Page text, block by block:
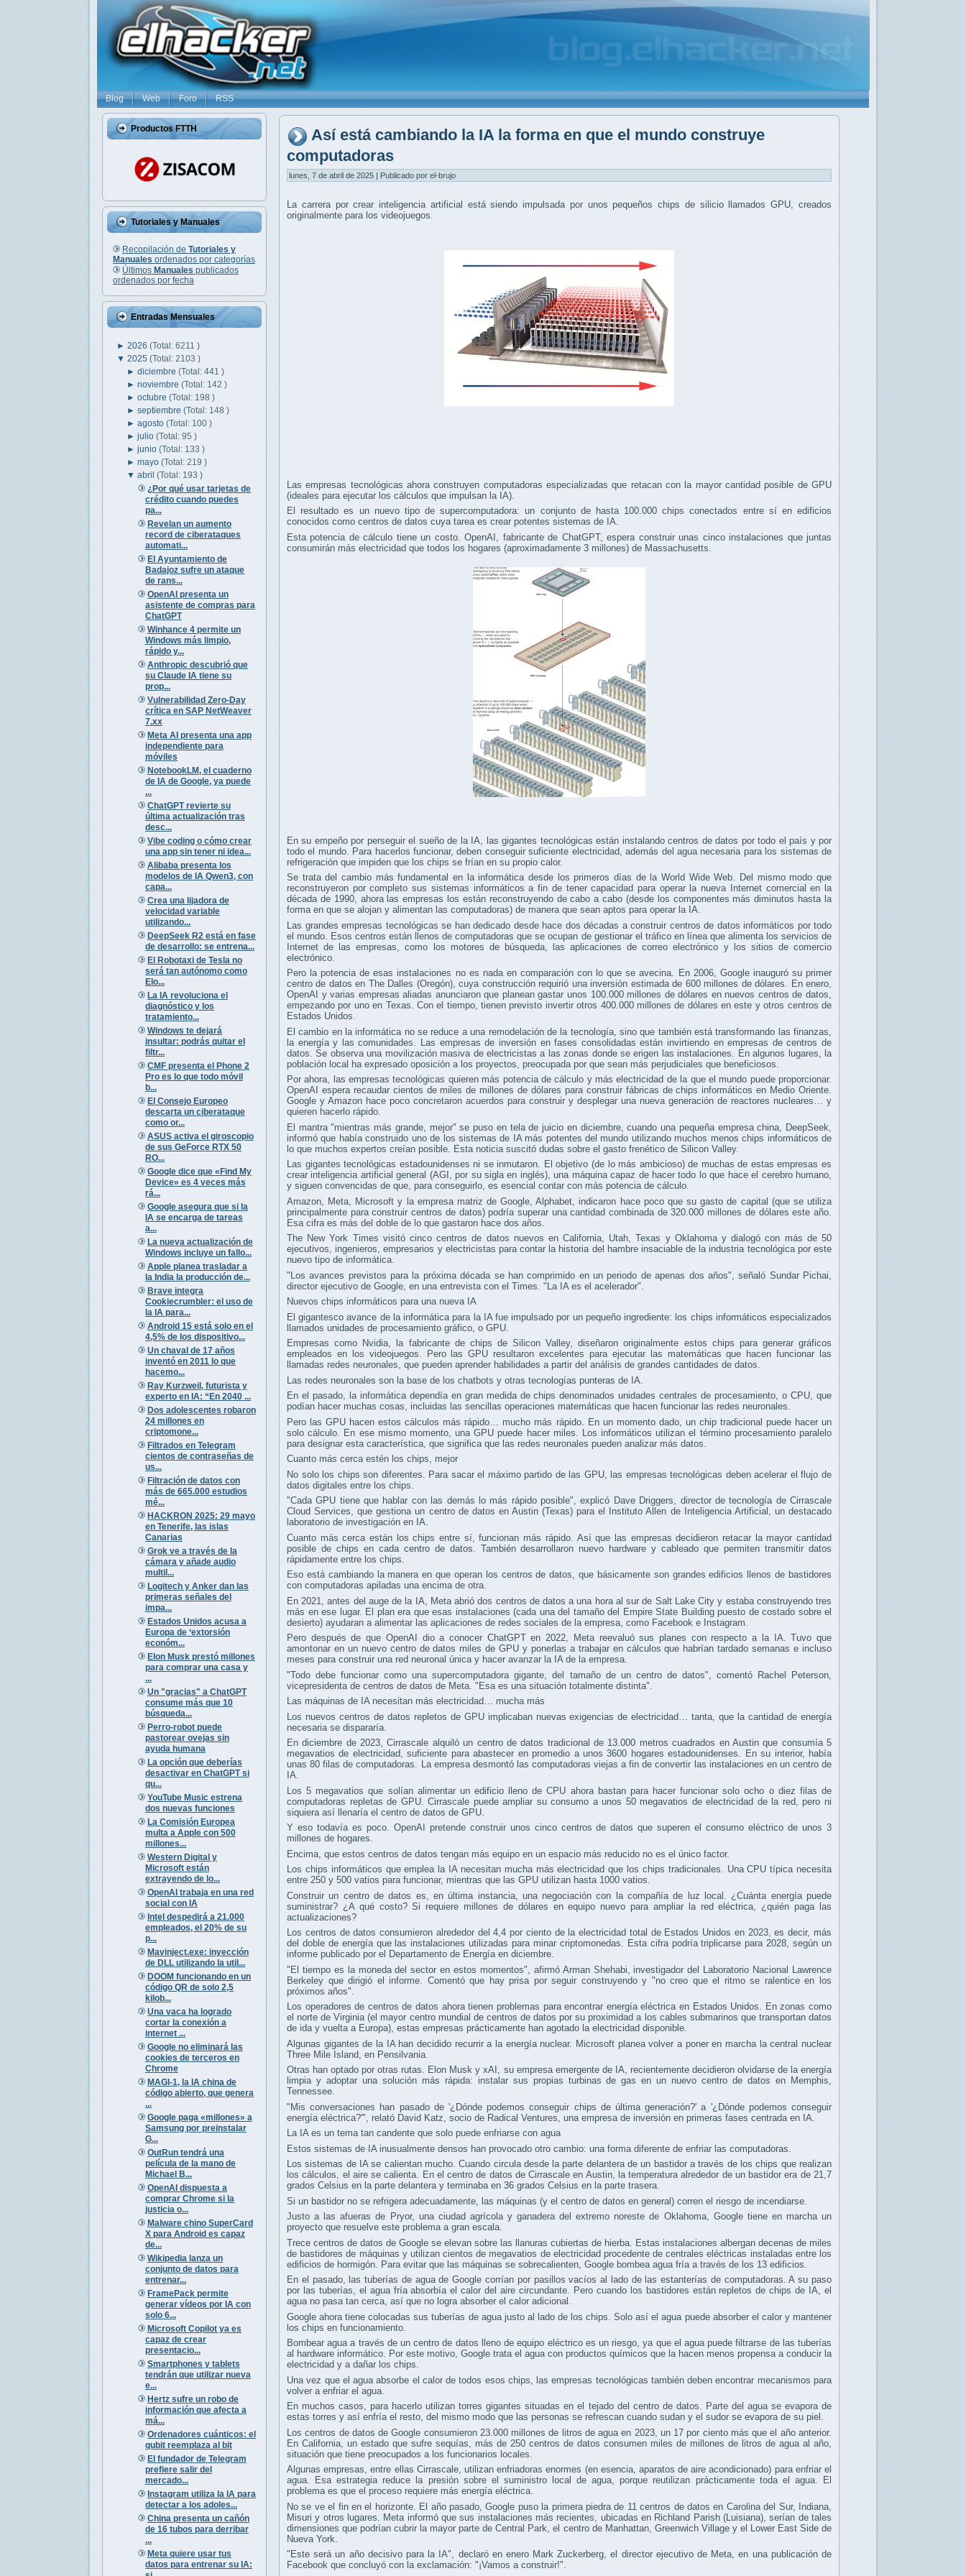
Blog Web Foro RSS
Productos FTTH
Tutoriales y Manuales
Recopilación de Tutoriales y
Manuales ordenados por categorías
Últimos Manuales publicados
ordenados por fecha
Entradas Mensuales
► 2026 (Total: 6211 )
▼ 2025 (Total: 2103 )
►diciembre(Total: 441 )
►noviembre(Total: 142 )
►octubre(Total: 198 )
►septiembre(Total: 148 )
►agosto(Total: 100 )
►julio(Total: 95 )
►junio(Total: 133 )
►mayo(Total: 219 )
▼abril(Total: 193 )
¿Por qué usar tarjetas de
crédito cuando puedes
pa...
Revelan un aumento
record de ciberataques
automati...
El Ayuntamiento de
Badajoz sufre un ataque
de rans...
OpenAI presenta un
asistente de compras para
ChatGPT
Winhance 4 permite un
Windows más limpio,
rápido y...
Anthropic descubrió que
su Claude IA tiene su
prop...
Vulnerabilidad Zero-Day
crítica en SAP NetWeaver
7.xx
Meta AI presenta una app
independiente para
móviles
NotebookLM, el cuaderno
de IA de Google, ya puede
...
ChatGPT revierte su
última actualización tras
desc...
Vibe coding o cómo crear
una app sin tener ni idea...
Alibaba presenta los
modelos de IA Qwen3, con
capa...
Crea una lijadora de
velocidad variable
utilizando...
DeepSeek R2 está en fase
de desarrollo: se entrena...
El Robotaxi de Tesla no
será tan autónomo como
Elo...
La IA revoluciona el
diagnóstico y los
tratamiento...
Windows te dejará
insultar: podrás quitar el
filtr...
CMF presenta el Phone 2
Pro es lo que todo móvil
b...
El Consejo Europeo
descarta un ciberataque
como or...
ASUS activa el giroscopio
de sus GeForce RTX 50
RO...
Google dice que «Find My
Device» es 4 veces más
rá...
Google asegura que si la
IA se encarga de tareas
a...
La nueva actualización de
Windows incluye un fallo...
Apple planea trasladar a
la India la producción de...
Brave integra
Cookiecrumbler: el uso de
la IA para...
Android 15 está solo en el
4,5% de los dispositivo...
Un chaval de 17 años
inventó en 2011 lo que
hacemo...
Ray Kurzweil, futurista y
experto en IA: “En 2040 ...
Dos adolescentes robaron
24 millones en
criptomone...
Filtrados en Telegram
cientos de contraseñas de
us...
Filtración de datos con
más de 665.000 estudios
mé...
HACKRON 2025: 29 mayo
en Tenerife, las islas
Canarias
Grok ve a través de la
cámara y añade audio
multil...
Logitech y Anker dan las
primeras señales del
impa...
Estados Unidos acusa a
Europa de ‘extorsión
económ...
Elon Musk prestó millones
para comprar una casa y
...
Un "gracias" a ChatGPT
consume más que 10
búsqueda...
Perro-robot puede
pastorear ovejas sin
ayuda humana
La opción que deberías
desactivar en ChatGPT si
qu...
YouTube Music estrena
dos nuevas funciones
La Comisión Europea
multa a Apple con 500
millones...
Western Digital y
Microsoft están
extrayendo de lo...
OpenAI trabaja en una red
social con IA
Intel despedirá a 21.000
empleados, el 20% de su
p...
Mavinject.exe: inyección
de DLL utilizando la util...
DOOM funcionando en un
código QR de solo 2,5
kilob...
Una vaca ha logrado
cortar la conexión a
internet ...
Google no eliminará las
cookies de terceros en
Chrome
MAGI-1, la IA china de
código abierto, que genera
...
Google paga «millones» a
Samsung por preinstalar
G...
OutRun tendrá una
película de la mano de
Michael B...
OpenAI dispuesta a
comprar Chrome si la
justicia o...
Malware chino SuperCard
X para Android es capaz
de...
Wikipedia lanza un
conjunto de datos para
entrenar...
FramePack permite
generar vídeos por IA con
solo 6...
Microsoft Copilot ya es
capaz de crear
presentacio...
Smartphones y tablets
tendrán que utilizar nueva
e...
Hertz sufre un robo de
información que afecta a
má...
Ordenadores cuánticos: el
qubit reemplaza al bit
El fundador de Telegram
prefiere salir del
mercado...
Instagram utiliza la IA para
detectar a los adoles...
China presenta un cañón
de 16 tubos para derribar
...
Meta quiere usar tus
datos para entrenar su IA:
Así está cambiando la IA la forma en que el mundo construye
computadoras
lunes, 7 de abril de 2025 | Publicado por el-brujo
La carrera por crear inteligencia artificial está siendo impulsada por unos pequeños chips de silicio llamados GPU, creados
originalmente para los videojuegos.
Las empresas tecnológicas ahora construyen computadoras especializadas que retacan con la mayor cantidad posible de GPU
(ideales para ejecutar los cálculos que impulsan la IA).
El resultado es un nuevo tipo de supercomputadora: un conjunto de hasta 100.000 chips conectados entre sí en edificios
conocidos como centros de datos cuya tarea es crear potentes sistemas de IA.
Esta potencia de cálculo tiene un costo. OpenAI, fabricante de ChatGPT, espera construir unas cinco instalaciones que juntas
consumirán más electricidad que todos los hogares (aproximadamente 3 millones) de Massachusetts.
En su empeño por perseguir el sueño de la IA, las gigantes tecnológicas están instalando centros de datos por todo el país y por
todo el mundo. Para hacerlos funcionar, deben conseguir suficiente electricidad, además del agua necesaria para los sistemas de
refrigeración que impiden que los chips se frían en su propio calor.
Se trata del cambio más fundamental en la informática desde los primeros días de la World Wide Web. Del mismo modo que
reconstruyeron por completo sus sistemas informáticos a fin de tener capacidad para operar la nueva Internet comercial en la
década de 1990, ahora las empresas los están reconstruyendo de cabo a cabo (desde los componentes más diminutos hasta la
forma en que se alojan y alimentan las computadoras) de manera que sean aptos para operar la IA.
Las grandes empresas tecnológicas se han dedicado desde hace dos décadas a construir centros de datos informáticos por todo
el mundo. Esos centros están llenos de computadoras que se ocupan de gestionar el tráfico en línea que alimenta los servicios de
Internet de las empresas, como los motores de búsqueda, las aplicaciones de correo electrónico y los sitios de comercio
electrónico.
Pero la potencia de esas instalaciones no es nada en comparación con lo que se avecina. En 2006, Google inauguró su primer
centro de datos en The Dalles (Oregón), cuya construcción requirió una inversión estimada de 600 millones de dólares. En enero,
OpenAI y varias empresas aliadas anunciaron que planean gastar unos 100.000 millones de dólares en nuevos centros de datos,
empezando por uno en Texas. Con el tiempo, tienen previsto invertir otros 400.000 millones de dólares en este y otros centros de
Estados Unidos.
El cambio en la informática no se reduce a una remodelación de la tecnología, sino que también está transformando las finanzas,
la energía y las comunidades. Las empresas de inversión en fases consolidadas están invirtiendo en empresas de centros de
datos. Se observa una movilización masiva de electricistas a las zonas donde se erigen las instalaciones. En algunos lugares, la
población local ha expresado oposición a los proyectos, preocupada por que sean más perjudiciales que beneficiosos.
Por ahora, las empresas tecnológicas quieren más potencia de cálculo y más electricidad de la que el mundo puede proporcionar.
OpenAI espera recaudar cientos de miles de millones de dólares para construir fábricas de chips informáticos en Medio Oriente.
Google y Amazon hace poco concretaron acuerdos para construir y desplegar una nueva generación de reactores nucleares… y
quieren hacerlo rápido.
El mantra "mientras más grande, mejor" se puso en tela de juicio en diciembre, cuando una pequeña empresa china, DeepSeek,
informó que había construido uno de los sistemas de IA más potentes del mundo utilizando muchos menos chips informáticos de
lo que muchos expertos creían posible. Esta noticia suscitó dudas sobre el gasto frenético de Silicon Valley.
Las gigantes tecnológicas estadounidenses ni se inmutaron. El objetivo (de lo más ambicioso) de muchas de estas empresas es
crear inteligencia artificial general (AGI, por su sigla en inglés), una máquina capaz de hacer todo lo que hace el cerebro humano,
y siguen convencidas de que, para conseguirlo, es esencial contar con más potencia de cálculo.
Amazon, Meta, Microsoft y la empresa matriz de Google, Alphabet, indicaron hace poco que su gasto de capital (que se utiliza
principalmente para construir centros de datos) podría superar una cantidad combinada de 320.000 millones de dólares este año.
Esa cifra es más del doble de lo que gastaron hace dos años.
The New York Times visitó cinco centros de datos nuevos en California, Utah, Texas y Oklahoma y dialogó con más de 50
ejecutivos, ingenieros, empresarios y electricistas para contar la historia del hambre insaciable de la industria tecnológica por este
nuevo tipo de informática.
"Los avances previstos para la próxima década se han comprimido en un periodo de apenas dos años", señaló Sundar Pichai,
director ejecutivo de Google, en una entrevista con el Times. "La IA es el acelerador".
Nuevos chips informáticos para una nueva IA
El gigantesco avance de la informática para la IA fue impulsado por un pequeño ingrediente: los chips informáticos especializados
llamados unidades de procesamiento gráfico, o GPU.
Empresas como Nvidia, la fabricante de chips de Silicon Valley, diseñaron originalmente estos chips para generar gráficos
empleados en los videojuegos. Pero las GPU resultaron excelentes para ejecutar las matemáticas que hacen funcionar las
llamadas redes neuronales, que pueden aprender habilidades a partir del análisis de grandes cantidades de datos.
Las redes neuronales son la base de los chatbots y otras tecnologías punteras de IA.
En el pasado, la informática dependía en gran medida de chips denominados unidades centrales de procesamiento, o CPU, que
podían hacer muchas cosas, incluidas las sencillas operaciones matemáticas que hacen funcionar las redes neuronales.
Pero las GPU hacen estos cálculos más rápido… mucho más rápido. En un momento dado, un chip tradicional puede hacer un
solo cálculo. En ese mismo momento, una GPU puede hacer miles. Los informáticos utilizan el término procesamiento paralelo
para designar esta característica, que significa que las redes neuronales pueden analizar más datos.
Cuanto más cerca estén los chips, mejor
No solo los chips son diferentes. Para sacar el máximo partido de las GPU, las empresas tecnológicas deben acelerar el flujo de
datos digitales entre los chips.
"Cada GPU tiene que hablar con las demás lo más rápido posible", explicó Dave Driggers, director de tecnología de Cirrascale
Cloud Services, que gestiona un centro de datos en Austin (Texas) para el Instituto Allen de Inteligencia Artificial, un destacado
laboratorio de investigación en IA.
Cuanto más cerca están los chips entre sí, funcionan más rápido. Así que las empresas decidieron retacar la mayor cantidad
posible de chips en cada centro de datos. También desarrollaron nuevo hardware y cableado que permiten transmitir datos
rápidamente entre los chips.
Eso está cambiando la manera en que operan los centros de datos, que básicamente son grandes edificios llenos de bastidores
con computadoras apiladas una encima de otra.
En 2021, antes del auge de la IA, Meta abrió dos centros de datos a una hora al sur de Salt Lake City y estaba construyendo tres
más en ese lugar. El plan era que esas instalaciones (cada una del tamaño del Empire State Building puesto de costado sobre el
desierto) ayudaran a alimentar las aplicaciones de redes sociales de la empresa, como Facebook e Instagram.
Pero después de que OpenAI dio a conocer ChatGPT en 2022, Meta reevaluó sus planes con respecto a la IA. Tuvo que
amontonar en un nuevo centro de datos miles de GPU y ponerlas a trabajar en cálculos que habrían tardado semanas e incluso
meses para construir una red neuronal única y hacer avanzar la IA de la empresa.
"Todo debe funcionar como una supercomputadora gigante, del tamaño de un centro de datos", comentó Rachel Peterson,
vicepresidenta de centros de datos de Meta. "Esa es una situación totalmente distinta".
Las máquinas de IA necesitan más electricidad… mucha más
Los nuevos centros de datos repletos de GPU implicaban nuevas exigencias de electricidad… tanta, que la cantidad de energía
necesaria se dispararía.
En diciembre de 2023, Cirrascale alquiló un centro de datos tradicional de 13.000 metros cuadrados en Austin que consumía 5
megavatios de electricidad, suficiente para abastecer en promedio a unos 3600 hogares estadounidenses. En su interior, había
unas 80 filas de computadoras. La empresa desmontó las computadoras viejas a fin de convertir las instalaciones en un centro de
IA.
Los 5 megavatios que solían alimentar un edificio lleno de CPU ahora bastan para hacer funcionar solo ocho o diez filas de
computadoras repletas de GPU. Cirrascale puede ampliar su consumo a unos 50 megavatios de electricidad de la red, pero ni
siquiera así llenaría el centro de datos de GPU.
Y eso todavía es poco. OpenAI pretende construir unos cinco centros de datos que superen el consumo eléctrico de unos 3
millones de hogares.
Encima, que estos centros de datos tengan más equipo en un espacio más reducido no es el único factor.
Los chips informáticos que emplea la IA necesitan mucha más electricidad que los chips tradicionales. Una CPU típica necesita
entre 250 y 500 vatios para funcionar, mientras que las GPU utilizan hasta 1000 vatios.
Construir un centro de datos es, en última instancia, una negociación con la compañía de luz local. ¿Cuánta energía puede
suministrar? ¿A qué costo? Si requiere millones de dólares en equipo nuevo para ampliar la red eléctrica, ¿quién paga las
actualizaciones?
Los centros de datos consumieron alrededor del 4,4 por ciento de la electricidad total de Estados Unidos en 2023, es decir, más
del doble de energía que las instalaciones utilizadas para minar criptomonedas. Esta cifra podría triplicarse para 2028, según un
informe publicado por el Departamento de Energía en diciembre.
"El tiempo es la moneda del sector en estos momentos", afirmó Arman Shehabi, investigador del Laboratorio Nacional Lawrence
Berkeley que dirigió el informe. Comentó que hay prisa por seguir construyendo y "no creo que el ritmo se ralentice en los
próximos años".
Los operadores de centros de datos ahora tienen problemas para encontrar energía eléctrica en Estados Unidos. En zonas como
el norte de Virginia (el mayor centro mundial de centros de datos por su proximidad a los cables submarinos que transportan datos
de ida y vuelta a Europa), estas empresas prácticamente han agotado la electricidad disponible.
Algunas gigantes de la IA han decidido recurrir a la energía nuclear. Microsoft planea volver a poner en marcha la central nuclear
Three Mile Island, en Pensilvania.
Otras han optado por otras rutas. Elon Musk y xAI, su empresa emergente de IA, recientemente decidieron olvidarse de la energía
limpia y adoptar una solución más rápida: instalar sus propias turbinas de gas en un nuevo centro de datos en Memphis,
Tennessee.
"Mis conversaciones han pasado de '¿Dónde podemos conseguir chips de última generación?' a '¿Dónde podemos conseguir
energía eléctrica?'", relató David Katz, socio de Radical Ventures, una empresa de inversión en primeras fases centrada en IA.
La IA es un tema tan candente que solo puede enfriarse con agua
Estos sistemas de IA inusualmente densos han provocado otro cambio: una forma diferente de enfriar las computadoras.
Los sistemas de IA se calientan mucho. Cuando circula desde la parte delantera de un bastidor a través de los chips que realizan
los cálculos, el aire se calienta. En el centro de datos de Cirrascale en Austin, la temperatura alrededor de un bastidor era de 21,7
grados Celsius en la parte delantera y terminaba en 36 grados Celsius en la parte trasera.
Si un bastidor no se refrigera adecuadamente, las máquinas (y el centro de datos en general) corren el riesgo de incendiarse.
Justo a las afueras de Pryor, una ciudad agrícola y ganadera del extremo noreste de Oklahoma, Google tiene en marcha un
proyecto que resuelve este problema a gran escala.
Trece centros de datos de Google se elevan sobre las llanuras cubiertas de hierba. Estas instalaciones albergan decenas de miles
de bastidores de máquinas y utilizan cientos de megavatios de electricidad procedente de centrales eléctricas instaladas entre los
edificios de hormigón. Para evitar que las máquinas se sobrecalienten, Google bombea agua fría a través de los 13 edificios.
En el pasado, las tuberías de agua de Google corrían por pasillos vacíos al lado de las estanterías de computadoras. A su paso
por las tuberías, el agua fría absorbía el calor del aire circundante. Pero cuando los bastidores están repletos de chips de IA, el
agua no pasa tan cerca, así que no logra absorber el calor adicional.
Google ahora tiene colocadas sus tuberías de agua justo al lado de los chips. Solo así el agua puede absorber el calor y mantener
los chips en funcionamiento.
Bombear agua a través de un centro de datos lleno de equipo eléctrico es un riesgo, ya que el agua puede filtrarse de las tuberías
al hardware informático. Por este motivo, Google trata el agua con productos químicos que la hacen menos propensa a conducir la
electricidad y a dañar los chips.
Una vez que el agua absorbe el calor de todos esos chips, las empresas tecnológicas también deben encontrar mecanismos para
volver a enfriar el agua.
En muchos casos, para hacerlo utilizan torres gigantes situadas en el tejado del centro de datos. Parte del agua se evapora de
estas torres y así enfría el resto, del mismo modo que las personas se refrescan cuando sudan y el sudor se evapora de su piel.
Los centros de datos de Google consumieron 23.000 millones de litros de agua en 2023, un 17 por ciento más que el año anterior.
En California, un estado que sufre sequías, más de 250 centros de datos consumen miles de millones de litros de agua al año,
situación que tiene preocupados a los funcionarios locales.
Algunas empresas, entre ellas Cirrascale, utilizan enfriadoras enormes (en esencia, aparatos de aire acondicionado) para enfriar el
agua. Esa estrategia reduce la presión sobre el suministro local de agua, porque reutilizan prácticamente toda el agua. El
problema es que el proceso requiere más energía eléctrica.
No se ve el fin en el horizonte. El año pasado, Google puso la primera piedra de 11 centros de datos en Carolina del Sur, Indiana,
Misuri y otros lugares. Meta informó que sus instalaciones más recientes, ubicadas en Richland Parish (Luisiana), serían de tales
dimensiones que podrían cubrir la mayor parte de Central Park, el centro de Manhattan, Greenwich Village y el Lower East Side de
Nueva York.
"Este será un año decisivo para la IA", declaró en enero Mark Zuckerberg, el director ejecutivo de Meta, en una publicación de
Facebook que concluyó con la exclamación: "¡Vamos a construir!".